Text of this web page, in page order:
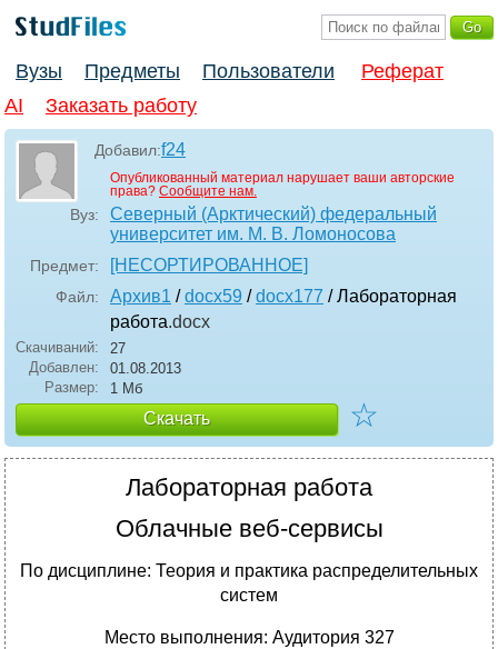
Вузы Предметы Пользователи
Реферат
AI
Заказать работу
Добавил:f24
Опубликованный материал нарушает ваши авторские
права? Сообщите нам.
Вуз:
Северный (Арктический) федеральный
университет им. М. В. Ломоносова
Предмет: [НЕСОРТИРОВАННОЕ]
Файл: Архив1 /docx59 /docx177 / Лабораторная
работа.docx
Скачиваний:
27
Добавлен:
01.08.2013
Размер:
1 Мб
Скачать ☆
Лабораторная работа
Облачные веб-сервисы
По дисциплине: Теория и практика распределительных
систем
Место выполнения: Аудитория 327